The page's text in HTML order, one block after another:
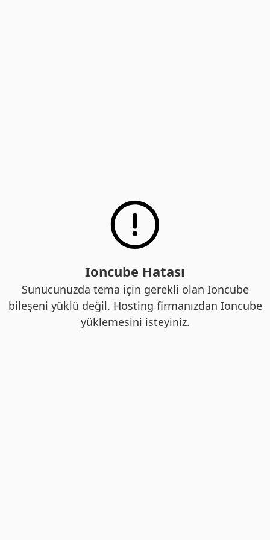
Ioncube Hatası
Sunucunuzda tema için gerekli olan Ioncube
bileşeni yüklü değil. Hosting firmanızdan Ioncube
yüklemesini isteyiniz.